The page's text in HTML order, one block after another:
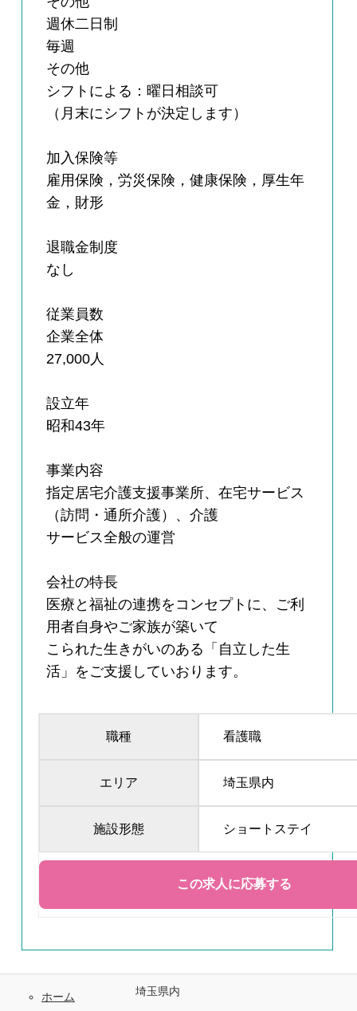
週休二日制
毎週
その他
シフトによる：曜日相談可
（月末にシフトが決定します）
加入保険等
雇用保険，労災保険，健康保険，厚生年
金，財形
退職金制度
なし
従業員数
企業全体
27,000人
設立年
昭和43年
事業内容
指定居宅介護支援事業所、在宅サービス
（訪問・通所介護）、介護
サービス全般の運営
会社の特長
医療と福祉の連携をコンセプトに、ご利
用者自身やご家族が築いて
こられた生きがいのある「自立した生
活」をご支援していおります。
職種 看護職
エリア 埼玉県内
施設形態 ショートステイ
ホーム
埼玉県内